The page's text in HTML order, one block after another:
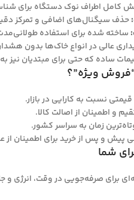
کامل اطراف نوک دستگاه برای
حذف سیگنال‌های اضافی و تمرکز
ساخته شده برای استفاده
عالی در انواع خاک‌ها بدون
ساده که حتی برای مبتدیان نیز
ویژه”؟
قیمتی نسبت به کارایی در بازار.
و اطمینان از اصالت کالا.
زمان به سراسر کشور.
پیش و پس از خرید برای اطمینان
شما
برای صرفه‌جویی در وقت، انرژی